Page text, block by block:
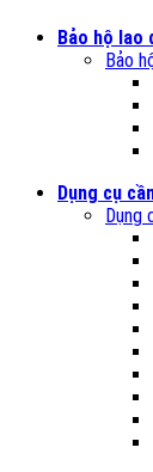
Bảo hộ lao
Bảo
Dụng cụ
Dụng